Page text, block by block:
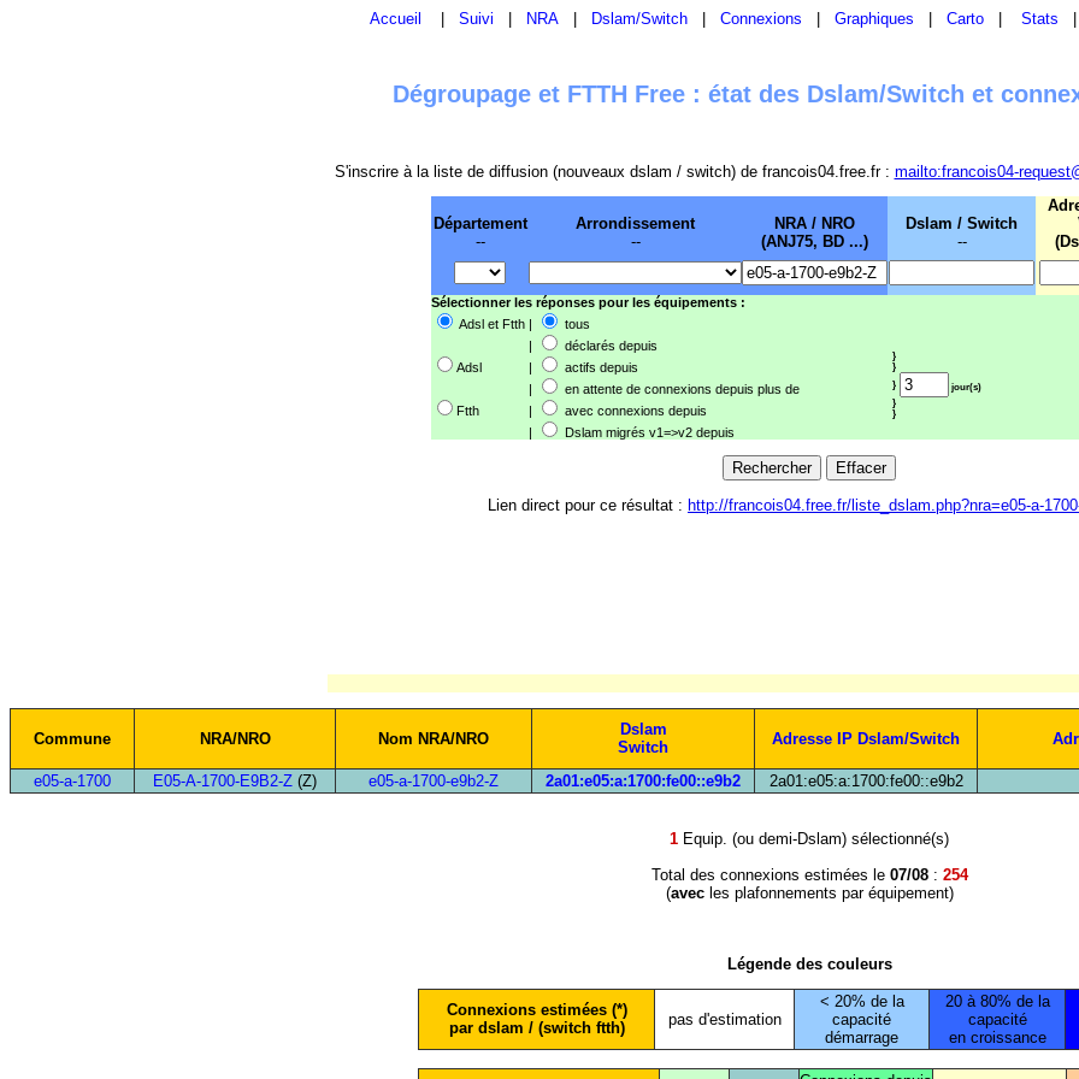
Accueil Suivi NRA Dslam/Switch Connexions Graphiques Carto Stats
Dégroupage et FTTH Free : état des Dslam/Switch et
S'inscrire à la liste de diffusion (nouveaux dslam / switch) de francois04.free.fr : mailto:francois04-
Département
--
Arrondissement
--
NRA / NRO
(ANJ75, BD ...)
Dslam / Switch
--
Sélectionner les réponses pour les équipements :
Adsl et Ftth |
tous
|
déclarés depuis
}
}
}
jour(s)
}
}
Adsl |
actifs depuis
|
en attente de connexions depuis plus de
Ftth
|
avec connexions depuis
|
Dslam migrés v1=>v2 depuis
Lien direct pour ce résultat : http://francois04.free.fr/liste_dslam.php?nra=e05-a-
Commune NRA/NRO Nom NRA/NRO
Dslam
Switch
Adresse IP Dslam/Switch
e05-a-1700
E05-A-1700-E9B2-Z (Z) e05-a-1700-e9b2-Z 2a01:e05:a:1700:fe00::e9b2 2a01:e05:a:1700:fe00::e9b2
1 Equip. (ou demi-Dslam) sélectionné(s)
Total des connexions estimées le 07/08: 254
(avecles plafonnements par équipement)
Légende des couleurs
Connexions estimées (*)
par dslam / (switch ftth)
pas d'estimation
< 20% de la
capacité
démarrage
20 à 80% de la
capacité
en croissance